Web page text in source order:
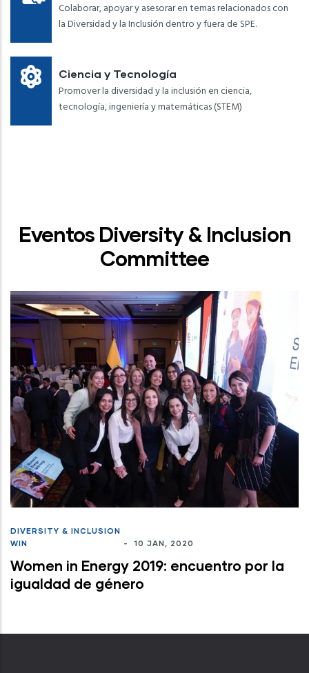
Colaborar, apoyar y asesorar en temas relacionados con
la Diversidad y la Inclusión dentro y fuera de SPE.
Ciencia y Tecnología
Promover la diversidad y la inclusión en ciencia,
tecnología, ingeniería y matemáticas (STEM)
Eventos Diversity & Inclusion
Committee
DIVERSITY & INCLUSION
WIN
- 10 JAN, 2020
Women in Energy 2019: encuentro por la
igualdad de género